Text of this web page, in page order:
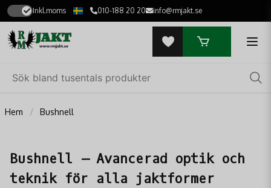
Inkl.moms 010-188 20 20 info@rmjakt.se
Hem Bushnell
Bushnell – Avancerad optik och
teknik för alla jaktformer